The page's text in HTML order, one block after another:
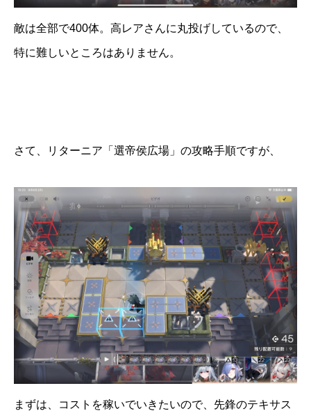
敵は全部で400体。高レアさんに丸投げしているので、
特に難しいところはありません。
さて、リターニア「選帝侯広場」の攻略手順ですが、
まずは、コストを稼いでいきたいので、先鋒のテキサス